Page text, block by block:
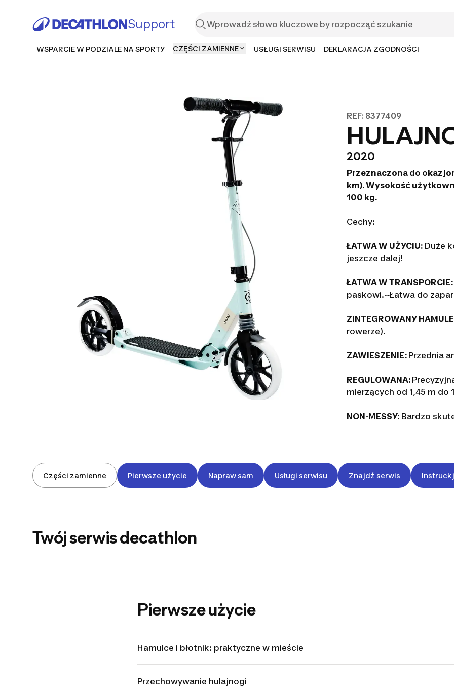
Support
WSPARCIE W PODZIALE NA SPORTY CZĘŚCI ZAMIENNE USŁUGI SERWISU DEKLARACJA ZGODNOŚCI
REF: 8377409
2020
Przeznaczona do
km). Wysokość
100 kg.
Cechy:
ŁATWA W UŻYCIU:Duże
jeszcze dalej!
ŁATWA W TRANSPORCIE:
paskowi.~Łatwa do
ZINTEGROWANY
rowerze).
ZAWIESZENIE: Przednia
REGULOWANA:
mierzących od 1,45 m do
NON-MESSY:Bardzo
Części zamienne Pierwsze użycie Napraw sam Usługi serwisu Znajdź serwis
Twój serwis decathlon
CUSTOMER
JOURNEY
Pierwsze użycie
Hamulce i błotnik: praktyczne w mieście
Przechowywanie hulajnogi